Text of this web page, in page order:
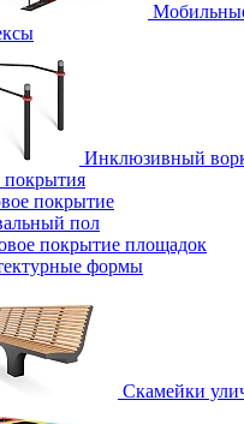
Инклюзивный
покрытие
пол
покрытие площадок
формы
Скамейки